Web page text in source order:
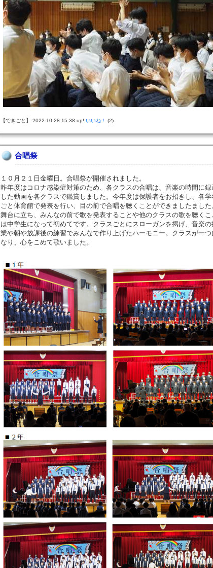
【できごと】 2022-10-28 15:38 up! いいね！ (2)
合唱祭
１０月２１日金曜日。合唱祭が開催されました。
昨年度はコロナ感染症対策のため、各クラスの合唱は、音楽の時間に録
した動画を各クラスで鑑賞しました。今年度は保護者をお招きし、各学
ごと体育館で発表を行い、目の前で合唱を聴くことができましたました
舞台に立ち、みんなの前で歌を発表することや他のクラスの歌を聴くこ
は中学生になって初めてです。クラスごとにスローガンを掲げ、音楽の
業や朝や放課後の練習でみんなで作り上げたハーモニー。クラスが一つ
なり、心をこめて歌いました。